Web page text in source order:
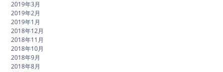
2019年3月
2019年2月
2019年1月
2018年12月
2018年11月
2018年10月
2018年9月
2018年8月